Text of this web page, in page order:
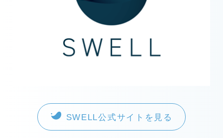
SWELL公式サイトを見る